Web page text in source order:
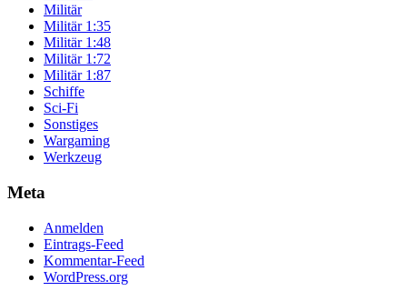
Militär
Militär 1:35
Militär 1:48
Militär 1:72
Militär 1:87
Schiffe
Sci-Fi
Sonstiges
Wargaming
Werkzeug
Meta
Anmelden
Eintrags-Feed
Kommentar-Feed
WordPress.org